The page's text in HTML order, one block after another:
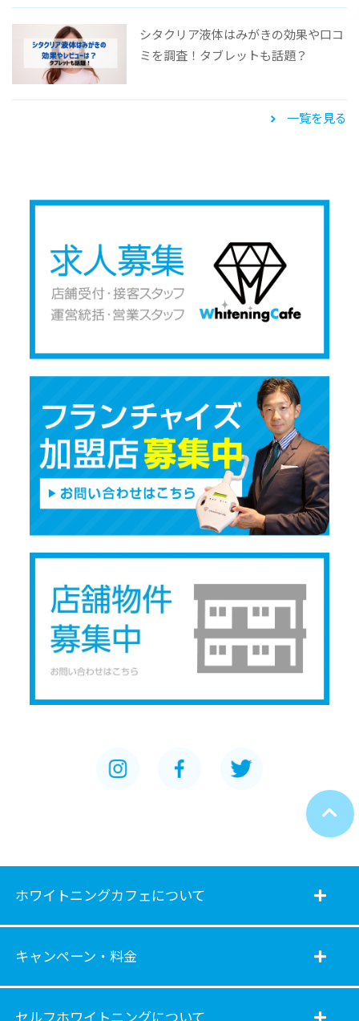
シタクリア液体はみがきの効果や口コ
ミを調査！タブレットも話題？
一覧を見る
ホワイトニングカフェについて
キャンペーン・料金
セルフホワイトニングについて